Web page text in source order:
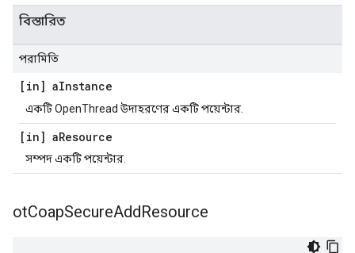
বিস্তারিত
পরামিতি
[in] aInstance
একটি OpenThread উদাহরণের একটি পয়েন্টার.
[in] aResource
সম্পদ একটি পয়েন্টার.
otCoapSecureAddResource